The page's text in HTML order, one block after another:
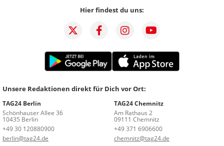
Hier findest du uns:
Unsere Redaktionen direkt für Dich vor Ort:
TAG24 Berlin
Schönhauser Allee 36
10435 Berlin
+49 30 120880900
berlin@tag24.de
TAG24 Chemnitz
Am Rathaus 2
09111 Chemnitz
+49 371 6906600
chemnitz@tag24.de